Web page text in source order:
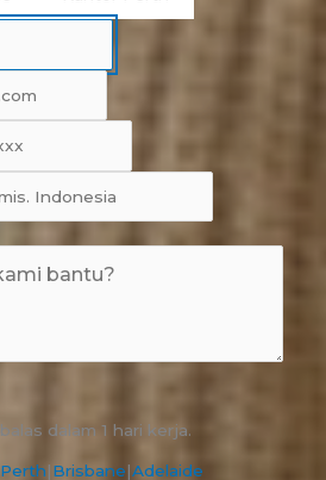
dalam 1 hari kerja.
Perth|Brisbane|Adelaide